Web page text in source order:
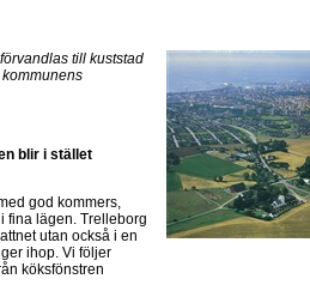
till kuststad
blir i stället
god kommers,
fina lägen. Trelleborg
utan också i en
ihop. Vi följer
köksfönstren